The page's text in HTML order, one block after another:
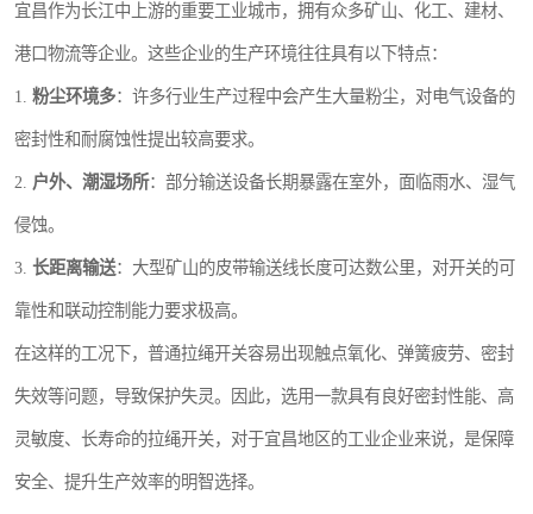
宜昌作为长江中上游的重要工业城市，拥有众多矿山、化工、建材、
港口物流等企业。这些企业的生产环境往往具有以下特点：
1. 粉尘环境多：许多行业生产过程中会产生大量粉尘，对电气设备的
密封性和耐腐蚀性提出较高要求。
2. 户外、潮湿场所：部分输送设备长期暴露在室外，面临雨水、湿气
侵蚀。
3. 长距离输送：大型矿山的皮带输送线长度可达数公里，对开关的可
靠性和联动控制能力要求极高。
在这样的工况下，普通拉绳开关容易出现触点氧化、弹簧疲劳、密封
失效等问题，导致保护失灵。因此，选用一款具有良好密封性能、高
灵敏度、长寿命的拉绳开关，对于宜昌地区的工业企业来说，是保障
安全、提升生产效率的明智选择。